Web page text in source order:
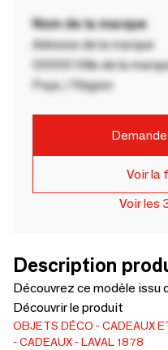
Nom de la marque
Adresse de la marque
00000 Ville de la
Pays / Région
Voir la
Voir les
Description
Découvrez ce modèle issu
Découvrir le produit
OBJETS DÉCO
CADEAUX
CADEAUX
LAVAL 1878